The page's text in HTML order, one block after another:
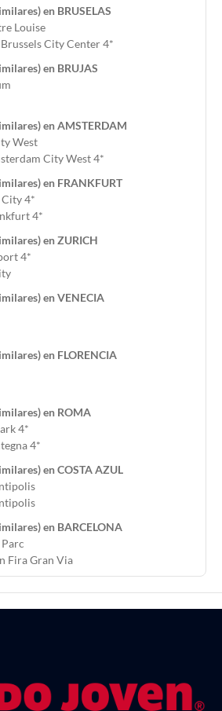
en BRUSELAS
Louise
City Center 4*
en BRUJAS
en AMSTERDAM
West
City West 4*
en FRANKFURT
4*
4*
en ZURICH
4*
en VENECIA
en FLORENCIA
en ROMA
4*
4*
en COSTA AZUL
en BARCELONA
Fira Gran Via